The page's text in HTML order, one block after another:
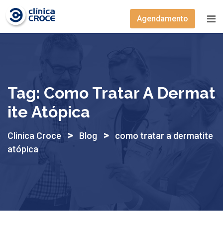
Skip
content
Agendamento
Tag: Como Tratar A Dermat
Ite Atópica
Clinica Croce > Blog >
como tratar a dermatite
atópica